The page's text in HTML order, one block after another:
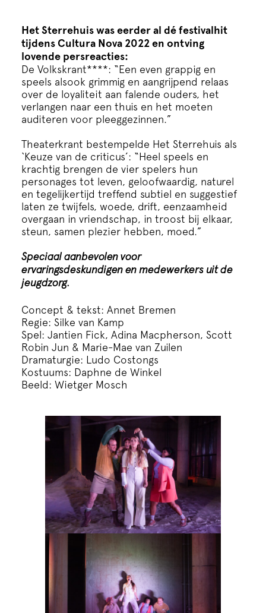
Het Sterrehuis was eerder al dé festivalhit
tijdens Cultura Nova 2022 en ontving
lovende persreacties:
De Volkskrant****: “Een even grappig en
speels alsook grimmig en aangrijpend relaas
over de loyaliteit aan falende ouders, het
verlangen naar een thuis en het moeten
auditeren voor pleeggezinnen.”
Theaterkrant bestempelde Het Sterrehuis als
‘Keuze van de criticus’: “Heel speels en
krachtig brengen de vier spelers hun
personages tot leven, geloofwaardig, naturel
en tegelijkertijd treffend subtiel en suggestief
laten ze twijfels, woede, drift, eenzaamheid
overgaan in vriendschap, in troost bij elkaar,
steun, samen plezier hebben, moed.”
Speciaal aanbevolen voor
ervaringsdeskundigen en medewerkers uit de
jeugdzorg.
Concept & tekst: Annet Bremen
Regie: Silke van Kamp
Spel: Jantien Fick, Adina Macpherson, Scott
Robin Jun & Marie-Mae van Zuilen
Dramaturgie: Ludo Costongs
Kostuums: Daphne de Winkel
Beeld: Wietger Mosch